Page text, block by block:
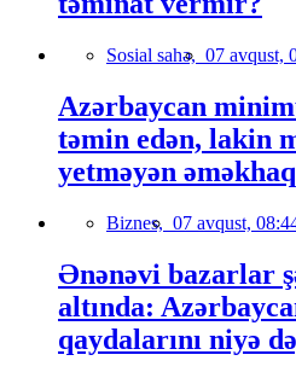
Sosial sahə, 07 avqust,
Azərbaycan
təmin edən, lakin
yetməyən
Biznes, 07 avqust,
Ənənəvi bazarlar
altında:
qaydalarını niyə